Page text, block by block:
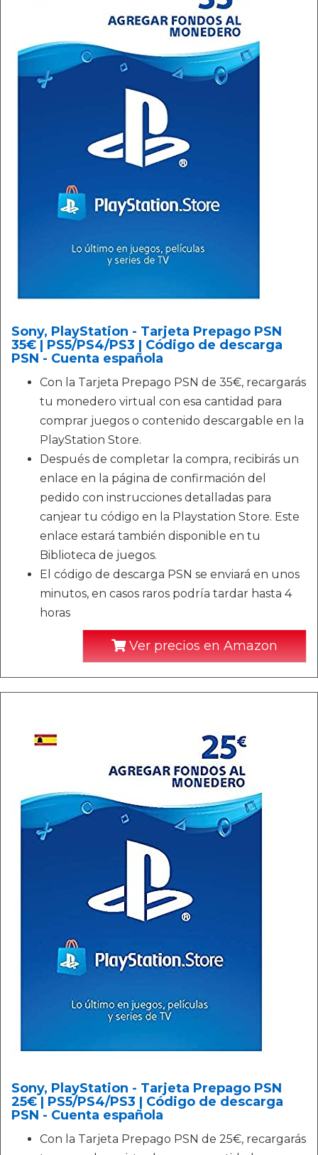
Sony, PlayStation - Tarjeta Prepago PSN
35€ | PS5/PS4/PS3 | Código de descarga
PSN - Cuenta española
Con la Tarjeta Prepago PSN de 35€, recargarás
tu monedero virtual con esa cantidad para
comprar juegos o contenido descargable en la
PlayStation Store.
Después de completar la compra, recibirás un
enlace en la página de confirmación del
pedido con instrucciones detalladas para
canjear tu código en la Playstation Store. Este
enlace estará también disponible en tu
Biblioteca de juegos.
El código de descarga PSN se enviará en unos
minutos, en casos raros podría tardar hasta 4
horas
Ver precios en Amazon
Sony, PlayStation - Tarjeta Prepago PSN
25€ | PS5/PS4/PS3 | Código de descarga
PSN - Cuenta española
Con la Tarjeta Prepago PSN de 25€, recargarás